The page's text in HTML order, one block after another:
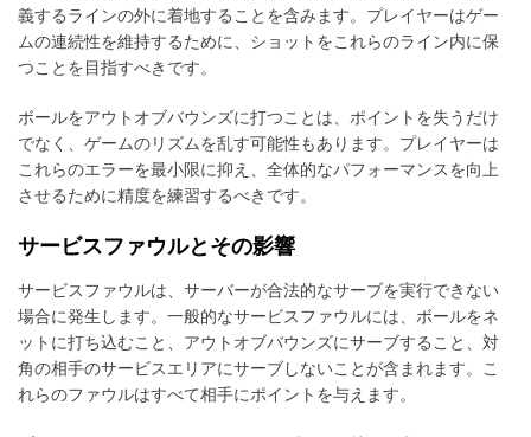
義するラインの外に着地することを含みます。プレイヤーはゲー
ムの連続性を維持するために、ショットをこれらのライン内に保
つことを目指すべきです。
ボールをアウトオブバウンズに打つことは、ポイントを失うだけ
でなく、ゲームのリズムを乱す可能性もあります。プレイヤーは
これらのエラーを最小限に抑え、全体的なパフォーマンスを向上
させるために精度を練習するべきです。
サービスファウルとその影響
サービスファウルは、サーバーが合法的なサーブを実行できない
場合に発生します。一般的なサービスファウルには、ボールをネ
ットに打ち込むこと、アウトオブバウンズにサーブすること、対
角の相手のサービスエリアにサーブしないことが含まれます。こ
れらのファウルはすべて相手にポイントを与えます。